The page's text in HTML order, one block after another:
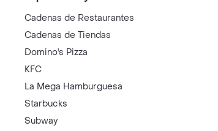
Cadenas de Restaurantes
Cadenas de Tiendas
Domino's Pizza
KFC
La Mega Hamburguesa
Starbucks
Subway